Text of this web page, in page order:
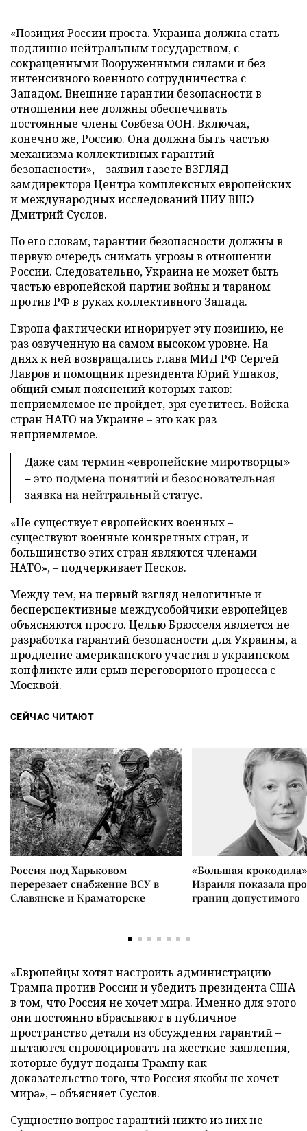
«Позиция России проста. Украина должна стать
подлинно нейтральным государством, с
сокращенными Вооруженными силами и без
интенсивного военного сотрудничества с
Западом. Внешние гарантии безопасности в
отношении нее должны обеспечивать
постоянные члены Совбеза ООН. Включая,
конечно же, Россию. Она должна быть частью
механизма коллективных гарантий
безопасности», – заявил газете ВЗГЛЯД
замдиректора Центра комплексных европейских
и международных исследований НИУ ВШЭ
Дмитрий Суслов.
По его словам, гарантии безопасности должны в
первую очередь снимать угрозы в отношении
России. Следовательно, Украина не может быть
частью европейской партии войны и тараном
против РФ в руках коллективного Запада.
Европа фактически игнорирует эту позицию, не
раз озвученную на самом высоком уровне. На
днях к ней возвращались глава МИД РФ Сергей
Лавров и помощник президента Юрий Ушаков,
общий смыл пояснений которых таков:
неприемлемое не пройдет, зря суетитесь. Войска
стран НАТО на Украине – это как раз
неприемлемое.
Даже сам термин «европейские миротворцы»
– это подмена понятий и безосновательная
заявка на нейтральный статус.
«Не существует европейских военных –
существуют военные конкретных стран, и
большинство этих стран являются членами
НАТО», – подчеркивает Песков.
Между тем, на первый взгляд нелогичные и
бесперспективные междусобойчики европейцев
объясняются просто. Целью Брюсселя является не
разработка гарантий безопасности для Украины, а
продление американского участия в украинском
конфликте или срыв переговорного процесса с
Москвой.
СЕЙЧАС ЧИТАЮТ
Россия под Харьковом
перерезает снабжение ВСУ в
Славянске и Краматорске
«Большая
Израиля показала
границ допустимого
«Европейцы хотят настроить администрацию
Трампа против России и убедить президента США
в том, что Россия не хочет мира. Именно для этого
они постоянно вбрасывают в публичное
пространство детали из обсуждения гарантий –
пытаются спровоцировать на жесткие заявления,
которые будут поданы Трампу как
доказательство того, что Россия якобы не хочет
мира», – объясняет Суслов.
Сущностно вопрос гарантий никто из них не